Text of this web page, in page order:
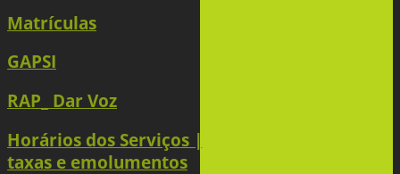
Matrículas
GAPSI
RAP_ Dar Voz
Horários dos Serviços |
taxas e emolumentos